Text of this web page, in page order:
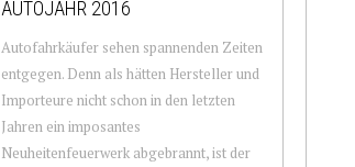
AUTOJAHR 2016
Autofahrkäufer sehen spannenden Zeiten
entgegen. Denn als hätten Hersteller und
Importeure nicht schon in den letzten
Jahren ein imposantes
Neuheitenfeuerwerk abgebrannt, ist der